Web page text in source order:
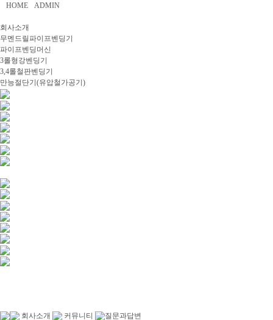
HOME ADMIN
회사소개
무멘드릴파이프벤딩기
파이프벤딩머신
3롤형강벤딩기
3,4롤철판벤딩기
만능절단기(유압철가공기)
회사소개 커뮤니티 질문과답변